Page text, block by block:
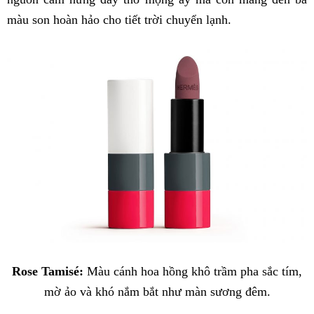
màu son hoàn hảo cho tiết trời chuyển lạnh.
Rose Tamisé: Màu cánh hoa hồng khô trầm pha sắc tím,
mờ ảo và khó nắm bắt như màn sương đêm.